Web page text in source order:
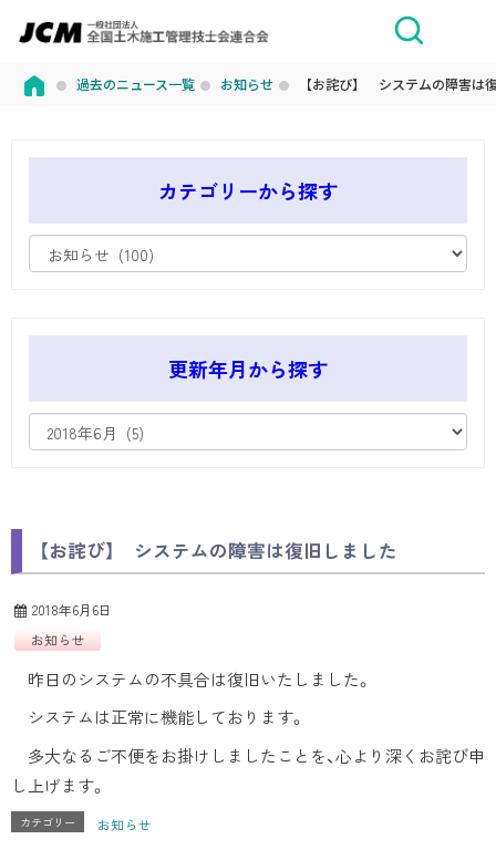
過去のニュース一覧 お知らせ 【お詫び】 システムの障害は
カテゴリーから探す
更新年月から探す
【お詫び】 システムの障害は復旧しました
2018年6月6日
お知らせ
昨日のシステムの不具合は復旧いたしました。
システムは正常に機能しております。
多大なるご不便をお掛けしましたことを、心より深くお詫び申
し上げます。
カテゴリー お知らせ